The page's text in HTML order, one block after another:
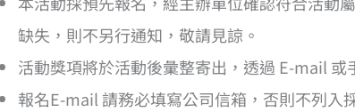
缺失，則不另行通知，敬請見諒。
活動獎項將於活動後彙整寄出，透過 E-mail
報名E-mail 請務必填寫公司信箱，否則不列入